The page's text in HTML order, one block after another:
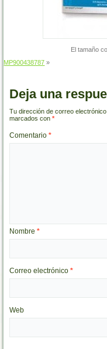
El tamaño
MP900438787 »
Deja una
Tu dirección de correo
marcados con*
Comentario*
Nombre*
Correo electrónico*
Web